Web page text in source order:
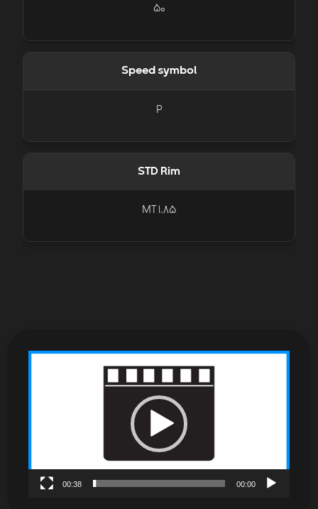
50
Speed symbol
P
STD Rim
MT 1.85
00:00
00:38